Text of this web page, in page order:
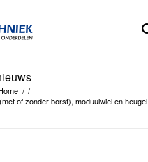
/ /
of zonder borst), moduulwiel en heugel